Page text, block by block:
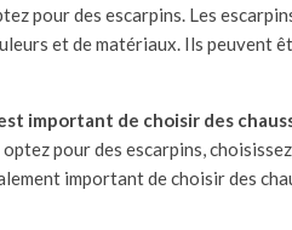
pour des escarpins. Les
et de matériaux. Ils peuvent
important de choisir des
optez pour des escarpins,
important de choisir des